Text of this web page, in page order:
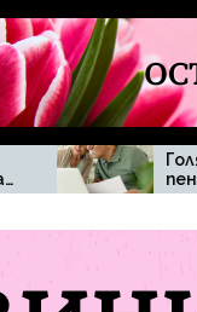
Голям брой
пенсионери могат
да бъдат засегнати